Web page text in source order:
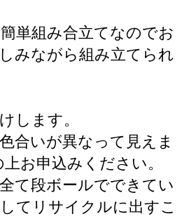
単組み合立てなのでお
みながら組み立てられ
します。
合いが異なって見えま
お申込みください。
て段ボールでできてい
てリサイクルに出すこ